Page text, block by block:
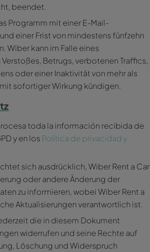
beendet.
Programm mit einer E-Mail-
einer Frist von mindestens fünfzehn
Wiber kann im Falle eines
Betrugs, verbotenen Traffics,
oder einer Inaktivität von mehr als
mit sofortiger Wirkung kündigen.
toda la información recibida de
y en los Política de privacidad y
sich ausdrücklich, Wiber Rent a Car
oder andere Änderung der
zu informieren, wobei Wiber Rent a
Aktualisierungen verantwortlich ist.
die in diesem Dokument
widerrufen und seine Rechte auf
Löschung und Widerspruch